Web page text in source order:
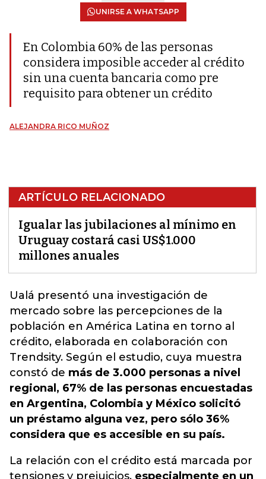
UNIRSE A WHATSAPP
En Colombia 60% de las personas
considera imposible acceder al crédito
sin una cuenta bancaria como pre
requisito para obtener un crédito
ALEJANDRA RICO MUÑOZ
ARTÍCULO RELACIONADO
Igualar las jubilaciones al mínimo en
Uruguay costará casi US$1.000
millones anuales
Ualá presentó una investigación de
mercado sobre las percepciones de la
población en América Latina en torno al
crédito, elaborada en colaboración con
Trendsity. Según el estudio, cuya muestra
constó de más de 3.000 personas a nivel
regional, 67% de las personas encuestadas
en Argentina, Colombia y México solicitó
un préstamo alguna vez, pero sólo 36%
considera que es accesible en su país.
La relación con el crédito está marcada por
tensiones y prejuicios, especialmente en un